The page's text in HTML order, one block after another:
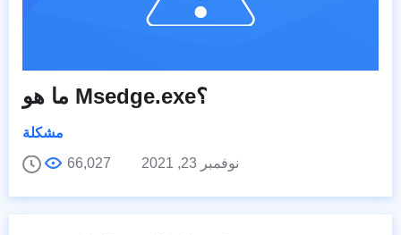
ما هو Msedge.exe؟
مشكلة
نوفمبر 23, 2021
66,027